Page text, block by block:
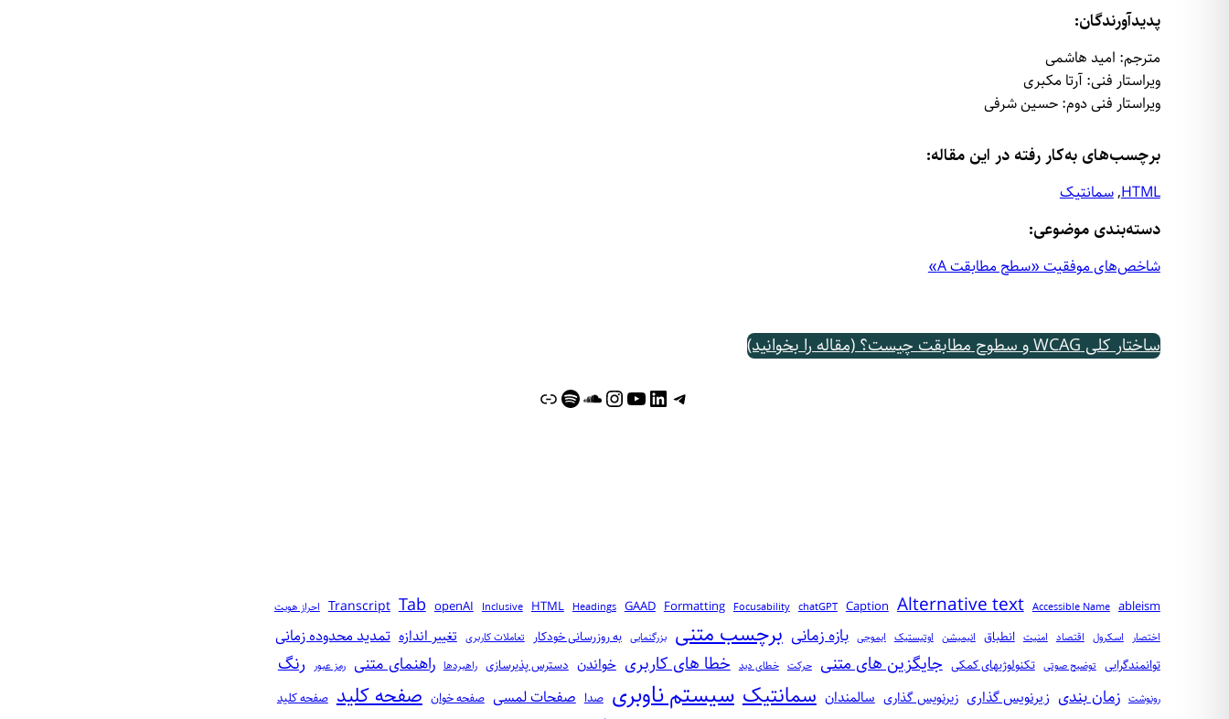
پدیدآورندگان:
مترجم: امید هاشمی
ویراستار فنی: آرتا مکبری
ویراستار فنی دوم: حسین شرفی
برچسب‌های به‌کار رفته در این مقاله:
HTML
, سمانتیک
دسته‌بندی موضوعی:
شاخص‌‌های موفقیت «سطح مطابقت A»
ساختار کلی WCAG و سطوح مطابقت چیست؟ (مقاله را بخوانید)
تلگرام
لینکداین
یوتیوب
اینستاگرم
ساوندکلاود
اسپاتیفای
پیوند
ableism
Accessible Name
Alternative text
Caption
chatGPT
Focusability
Formatting
GAAD
Headings
HTML
Inclusive
openAI
Tab
Transcript احراز هویت
اختصار اسکرول اقتصاد امنیت‌ انطباق انیمیشن اوتیستیک ایموجی بازه زمانی برچسب متنی بزرگنمایی به‌ روز‌رسانی خودکار تعاملات کاربری تغییر اندازه تمدید محدوده زمانی
توانمندگرایی توضیح صوتی تکنولوژیهای کمکی جایگزین‌ های متنی حرکت خطای دید خطا‌ های کاربری خواندن دسترس پذیرسازی راهبردها راهنمای متنی رمز عبور رنگ‌
رونوشت زمان‌ بندی زیرنویس گذاری زیر‌نویس‌ گذاری سالمندان سمانتیک سیستم ناوبری صدا صفحات لمسی صفحه خوان صفحه کلید صفحه‌ کلید